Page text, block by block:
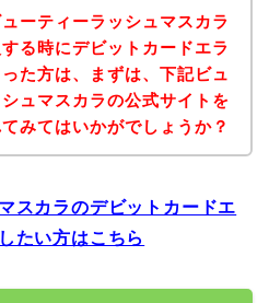
ーティーラッシュマスカラ
る時にデビットカードエラ
た方は、まずは、下記ビュ
ュマスカラの公式サイトを
みてはいかがでしょうか？
スカラのデビットカードエ
たい方はこちら